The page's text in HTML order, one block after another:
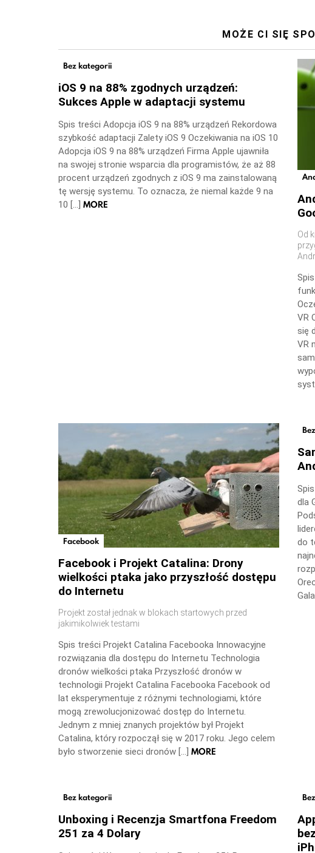
MOŻE CI SIĘ
Bez kategorii
iOS 9 na 88% zgodnych urządzeń:
Sukces Apple w adaptacji systemu
Spis treści Adopcja iOS 9 na 88% urządzeń Rekordowa
szybkość adaptacji Zalety iOS 9 Oczekiwania na iOS 10
Adopcja iOS 9 na 88% urządzeń Firma Apple ujawniła
na swojej stronie wsparcia dla programistów, że aż 88
procent urządzeń zgodnych z iOS 9 ma zainstalowaną
tę wersję systemu. To oznacza, że niemal każde 9 na
10 […] MORE
Od
VR
się
VR
Facebook
Facebook i Projekt Catalina: Drony
wielkości ptaka jako przyszłość dostępu
do Internetu
Projekt został jednak w blokach startowych przed
jakimikolwiek testami
Spis treści Projekt Catalina Facebooka Innowacyjne
rozwiązania dla dostępu do Internetu Technologia
dronów wielkości ptaka Przyszłość dronów w
technologii Projekt Catalina Facebooka Facebook od
lat eksperymentuje z różnymi technologiami, które
mogą zrewolucjonizować dostęp do Internetu.
Jednym z mniej znanych projektów był Projekt
Catalina, który rozpoczął się w 2017 roku. Jego celem
było stworzenie sieci dronów […] MORE
dla
do
Bez kategorii
Unboxing i Recenzja Smartfona Freedom
251 za 4 Dolary